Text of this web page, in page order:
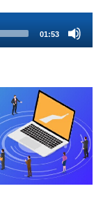
01:53